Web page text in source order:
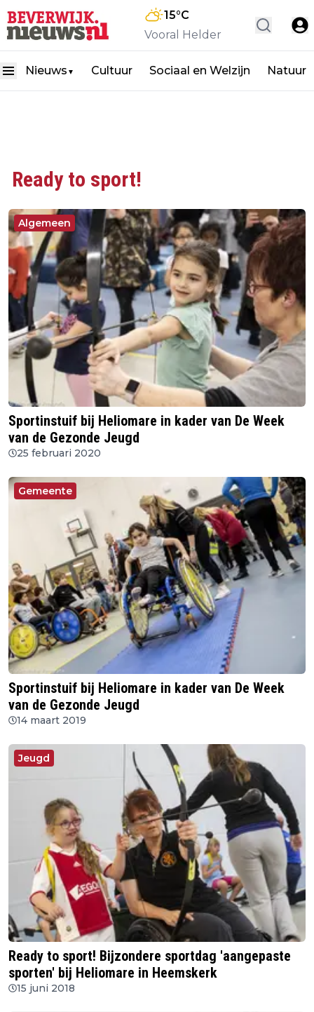
15°C
Vooral Helder
Nieuws ▼ Cultuur Sociaal en Welzijn Natuur
Ready to sport!
Algemeen
Sportinstuif bij Heliomare in kader van De Week
van de Gezonde Jeugd
25 februari 2020
Gemeente
Sportinstuif bij Heliomare in kader van De Week
van de Gezonde Jeugd
14 maart 2019
Jeugd
Ready to sport! Bijzondere sportdag 'aangepaste
sporten' bij Heliomare in Heemskerk
15 juni 2018